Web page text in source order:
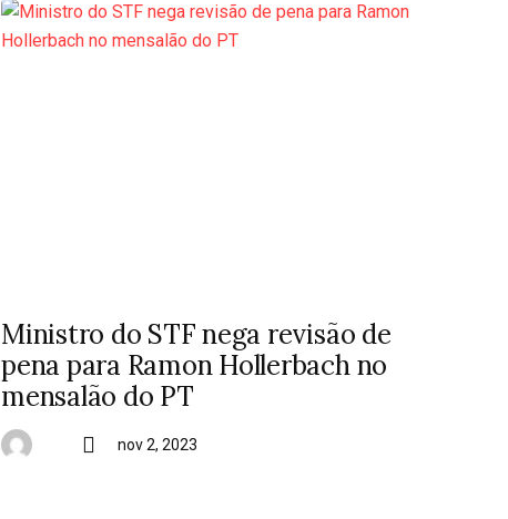
Ministro do STF nega revisão de
pena para Ramon Hollerbach no
mensalão do PT
nov 2, 2023